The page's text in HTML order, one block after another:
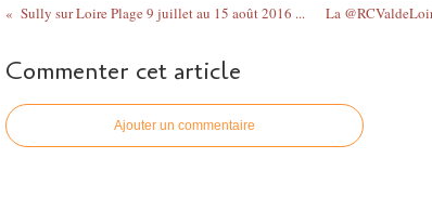
Sully sur Loire Plage 9 juillet au 15 août 2016 ... La
Commenter cet article
Ajouter un commentaire